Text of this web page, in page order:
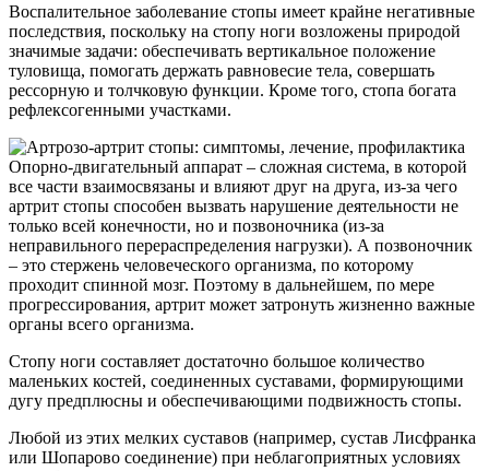
Воспалительное заболевание стопы имеет крайне негативные
последствия, поскольку на стопу ноги возложены природой
значимые задачи: обеспечивать вертикальное положение
туловища, помогать держать равновесие тела, совершать
рессорную и толчковую функции. Кроме того, стопа богата
рефлексогенными участками.
Опорно-двигательный аппарат – сложная система, в которой
все части взаимосвязаны и влияют друг на друга, из-за чего
артрит стопы способен вызвать нарушение деятельности не
только всей конечности, но и позвоночника (из-за
неправильного перераспределения нагрузки). А позвоночник
– это стержень человеческого организма, по которому
проходит спинной мозг. Поэтому в дальнейшем, по мере
прогрессирования, артрит может затронуть жизненно важные
органы всего организма.
Стопу ноги составляет достаточно большое количество
маленьких костей, соединенных суставами, формирующими
дугу предплюсны и обеспечивающими подвижность стопы.
Любой из этих мелких суставов (например, сустав Лисфранка
или Шопарово соединение) при неблагоприятных условиях